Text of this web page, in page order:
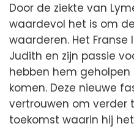
Door de ziekte van
waardevol het is om
waarderen. Het
Judith en zijn passie
hebben hem
komen. Deze nieuwe
vertrouwen om verder
toekomst waarin hij